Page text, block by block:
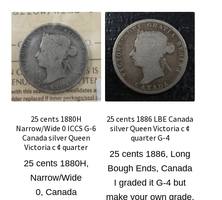
25 cents 1880H
Narrow/Wide 0 ICCS G-6
Canada silver Queen
Victoria c ¢ quarter
25 cents 1880H,
Narrow/Wide
0, Canada
25 cents 1886 LBE Canada
silver Queen Victoria c ¢
quarter G-4
25 cents 1886, Long
Bough Ends, Canada
I graded it G-4 but
make your own grade.